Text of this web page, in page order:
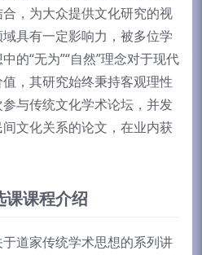
，为大众提供文化研究的视
具有一定影响力，被多位学
的“无为”“自然”理念对于现代
，其研究始终秉持客观理性
与传统文化学术论坛，并发
文化关系的论文，在业内获
课课程介绍
道家传统学术思想的系列讲